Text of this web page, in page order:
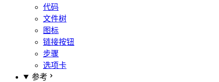
代码
文件树
图标
链接按钮
步骤
选项卡
参考